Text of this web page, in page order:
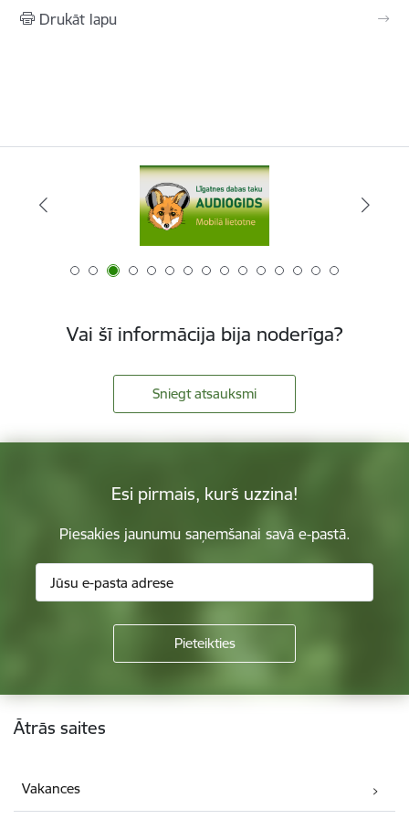
Drukāt lapu
Vai šī informācija bija noderīga?
Sniegt atsauksmi
Esi pirmais, kurš uzzina!
Piesakies jaunumu saņemšanai savā e-pastā.
Kājene
Ātrās saites
Vakances